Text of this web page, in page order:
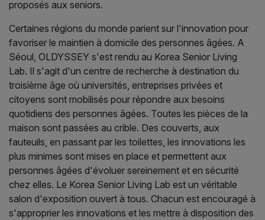
proposés aux seniors.
Certaines régions du monde parient sur l'innovation pour
favoriser le maintien à domicile des personnes âgées. A
Séoul, OLDYSSEY s'est rendu au Korea Senior Living
Lab. Il s'agit d'un centre de recherche à destination du
troisième âge où universités, entreprises privées et
citoyens sont mobilisés pour répondre aux besoins
quotidiens des personnes âgées. Toutes les pièces de la
maison sont passées au crible. Des couverts, aux
fauteuils, en passant par les toilettes, les innovations les
plus minimes sont mises en place et permettent aux
personnes âgées d'évoluer sereinement et en sécurité
chez elles. Le Korea Senior Living Lab est un véritable
salon d'exposition ouvert à tous. Chacun est encouragé à
s'approprier les innovations et les mettre à disposition des